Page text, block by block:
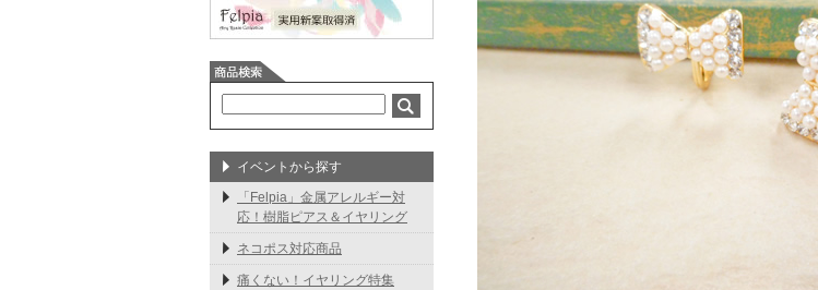
イベントから探す
「Felpia」金属アレルギー対
応！樹脂ピアス＆イヤリング
ネコポス対応商品
痛くない！イヤリング特集